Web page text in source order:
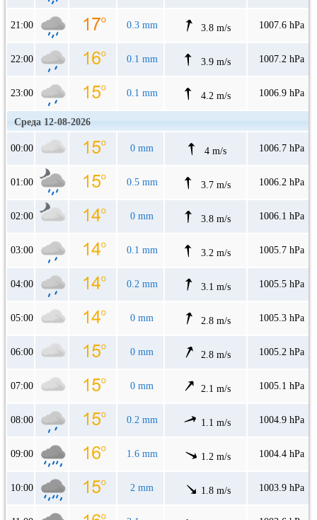
21:00 0.3 mm 3.8 m/s 1007.6 hPa
22:00 0.1 mm 3.9 m/s 1007.2 hPa
23:00 0.1 mm 4.2 m/s 1006.9 hPa
Среда 12-08-2026
00:00 0 mm 4 m/s 1006.7 hPa
01:00 0.5 mm 3.7 m/s 1006.2 hPa
02:00 0 mm 3.8 m/s 1006.1 hPa
03:00 0.1 mm 3.2 m/s 1005.7 hPa
04:00 0.2 mm 3.1 m/s 1005.5 hPa
05:00 0 mm 2.8 m/s 1005.3 hPa
06:00 0 mm 2.8 m/s 1005.2 hPa
07:00 0 mm 2.1 m/s 1005.1 hPa
08:00 0.2 mm 1.1 m/s 1004.9 hPa
09:00 1.6 mm 1.2 m/s 1004.4 hPa
10:00 2 mm 1.8 m/s 1003.9 hPa